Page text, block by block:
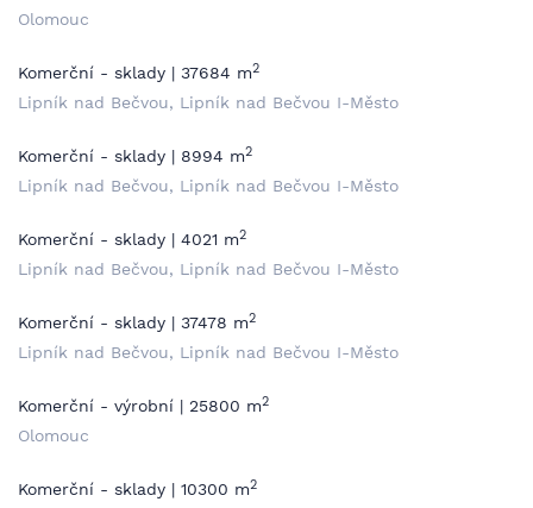
Olomouc
Komerční - sklady | 37684 m2
Lipník nad Bečvou, Lipník nad Bečvou I-Město
Komerční - sklady | 8994 m2
Lipník nad Bečvou, Lipník nad Bečvou I-Město
Komerční - sklady | 4021 m2
Lipník nad Bečvou, Lipník nad Bečvou I-Město
Komerční - sklady | 37478 m2
Lipník nad Bečvou, Lipník nad Bečvou I-Město
Komerční - výrobní | 25800 m2
Olomouc
Komerční - sklady | 10300 m2